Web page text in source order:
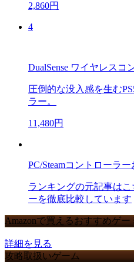
2,860円
4
DualSense ワイヤレスコ
圧倒的な没入感を生む
ラー。
11,480円
PC/Steamコントローラ
ランキングの元記事は
ーを徹底比較しています
Amazonで買えるおすすめゲ
詳細を見る
攻略取扱いゲーム